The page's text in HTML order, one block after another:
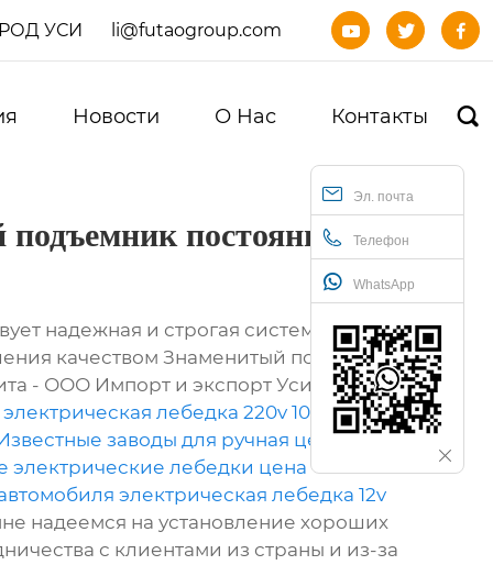
УСИ li@futaogroup.com   
Новости О Нас Контакты 
Эл. почта
Телефон
WhatsApp
постоянного
надежная и строгая система
качеством Знаменитый подъемник
- ООО Импорт и экспорт Уси Футао,
лебедка 220v 1000
заводы для ручная цепная
электрические лебедки цена
электрическая лебедка 12v
надеемся на установление хороших
с клиентами из страны и из-за